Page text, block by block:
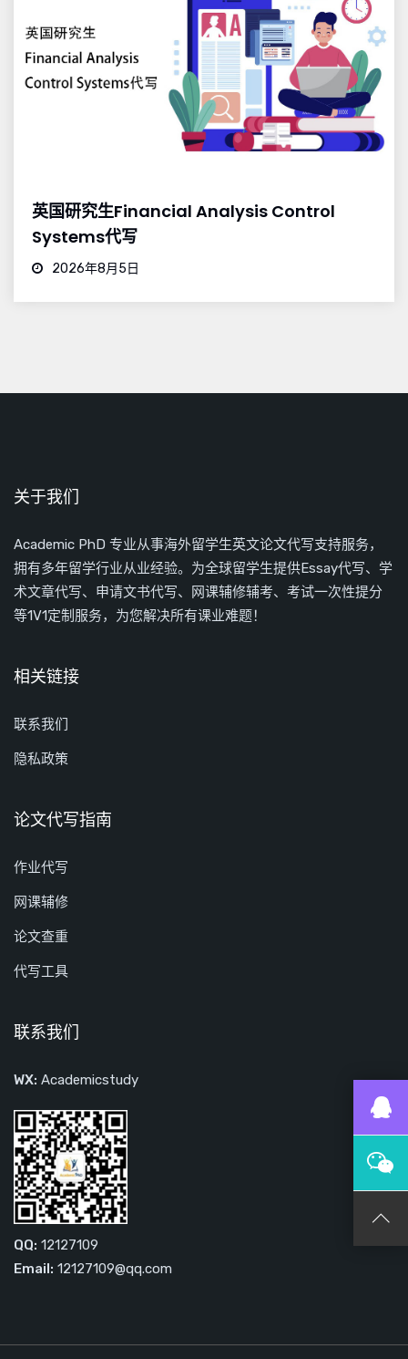
英国研究生Financial Analysis Control
Systems代写
2026年8月5日
关于我们
Academic PhD 专业从事海外留学生英文论文代写支持服务，
拥有多年留学行业从业经验。为全球留学生提供Essay代写、学
术文章代写、申请文书代写、网课辅修辅考、考试一次性提分
等1V1定制服务，为您解决所有课业难题！
相关链接
联系我们
隐私政策
论文代写指南
作业代写
网课辅修
论文查重
代写工具
联系我们
WX: Academicstudy
QQ: 12127109
Email: 12127109@qq.com